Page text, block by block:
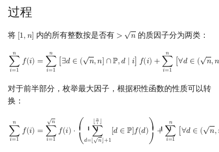
序列自动机
最小表示法
Lyndon 分解
树套树
K-D Tree
动态树
PQ 树
手指树
哈密顿图
二分图
平面图
图的着色
网络流
珂朵莉树/颜色段均摊
空间优化简介
过程
将 [1,𝑛]
1, n] 内的所有整数按是否有 >
√
𝑛
>n 的质因子分为两类：
𝑛
∑
𝑖=1
𝑓(𝑖) =
𝑛
∑
𝑖=1
[∃𝑑 ∈ (
√
𝑛,𝑛] ∩ℙ,𝑑 ∣ 𝑖] 𝑓(𝑖) +
𝑛
∑
𝑖=1
[∀𝑑 ∈ (
√
𝑛,
∑i=1 n ( i =1n [∃ n n]∩ ,d ∑ = n ∀ ∈(n, n ∤ f(i
对于前半部分，枚举最大因子，根据积性函数的性质可以转
换：
𝑛
∑
𝑖=1
𝑓(𝑖) =
√
𝑛
∑
𝑖=1
𝑓(𝑖) ⋅ ⎛⎜ ⎜ ⎜
⎝
⌊ 𝑛
𝑖 ⌋
∑
𝑑=⌊
√
𝑛⌋+1
[𝑑 ∈ ℙ]𝑓(𝑑) ⎞⎟ ⎟ ⎟
⎠
+
𝑛
∑
𝑖=1
[∀𝑑 ∈ (
√
𝑛,
i= =1n d= ⌋+1 )+ n[